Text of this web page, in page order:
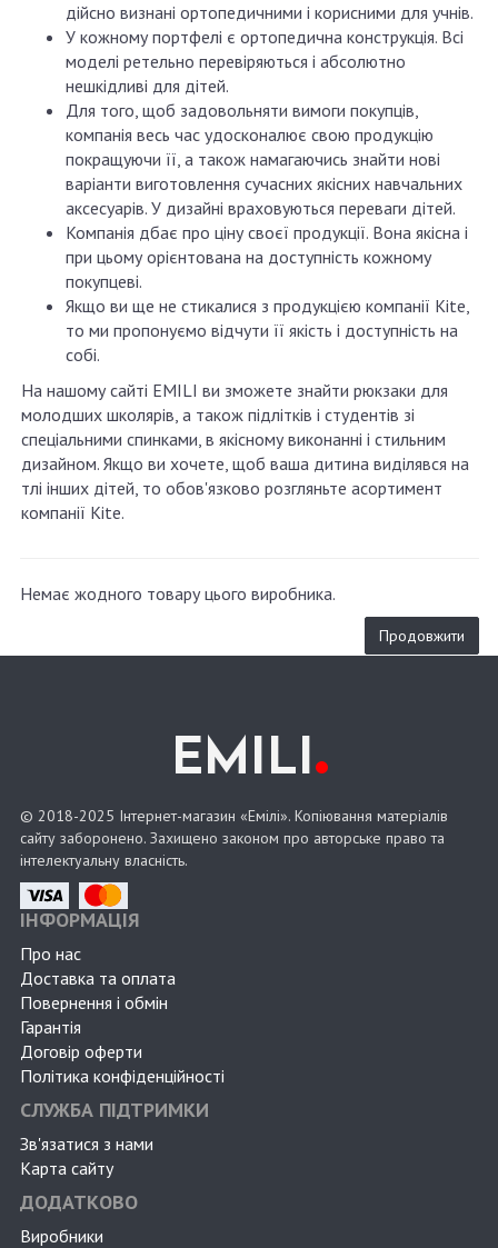
дійсно визнані ортопедичними і корисними для учнів.
У кожному портфелі є ортопедична конструкція. Всі
моделі ретельно перевіряються і абсолютно
нешкідливі для дітей.
Для того, щоб задовольняти вимоги покупців,
компанія весь час удосконалює свою продукцію
покращуючи її, а також намагаючись знайти нові
варіанти виготовлення сучасних якісних навчальних
аксесуарів. У дизайні враховуються переваги дітей.
Компанія дбає про ціну своєї продукції. Вона якісна і
при цьому орієнтована на доступність кожному
покупцеві.
Якщо ви ще не стикалися з продукцією компанії Kite,
то ми пропонуємо відчути її якість і доступність на
собі.
На нашому сайті EMILI ви зможете знайти рюкзаки для
молодших школярів, а також підлітків і студентів зі
спеціальними спинками, в якісному виконанні і стильним
дизайном. Якщо ви хочете, щоб ваша дитина виділявся на
тлі інших дітей, то обов'язково розгляньте асортимент
компанії Kite.
Немає жодного товару цього виробника.
Продовжити
EMILI.
© 2018-2025 Інтернет-магазин «Емілі». Копіювання матеріалів
сайту заборонено. Захищено законом про авторське право та
інтелектуальну власність.
ІНФОРМАЦІЯ
Про нас
Доставка та оплата
Повернення і обмін
Гарантія
Договір оферти
Політика конфіденційності
СЛУЖБА ПІДТРИМКИ
Зв'язатися з нами
Карта сайту
ДОДАТКОВО
Виробники